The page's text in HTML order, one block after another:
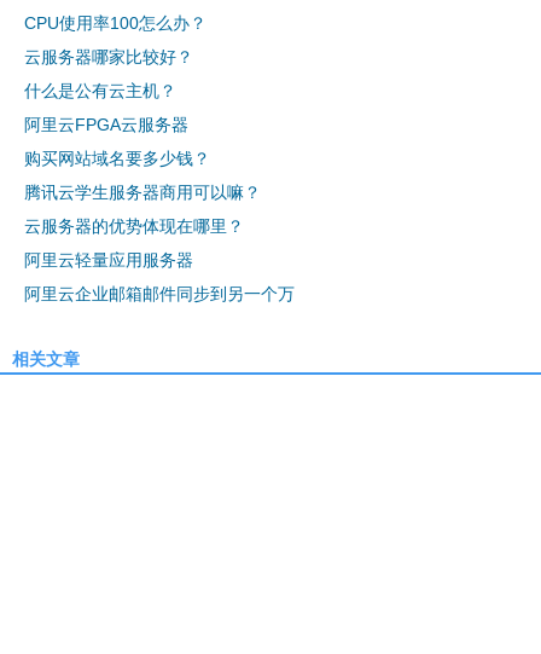
CPU使用率100怎么办？
云服务器哪家比较好？
什么是公有云主机？
阿里云FPGA云服务器
购买网站域名要多少钱？
腾讯云学生服务器商用可以嘛？
云服务器的优势体现在哪里？
阿里云轻量应用服务器
阿里云企业邮箱邮件同步到另一个万
相关文章